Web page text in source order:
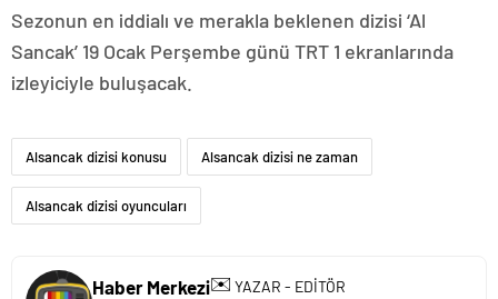
Sezonun en iddialı ve merakla beklenen dizisi ‘Al
Sancak’ 19 Ocak Perşembe günü TRT 1 ekranlarında
izleyiciyle buluşacak.
Alsancak dizisi konusu Alsancak dizisi ne zaman
Alsancak dizisi oyuncuları
Haber Merkezi✉️ YAZAR - EDİTÖR